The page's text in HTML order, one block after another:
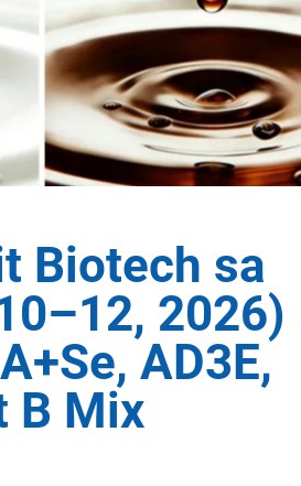
Biotech sa
2026)
AD3E,
B Mix